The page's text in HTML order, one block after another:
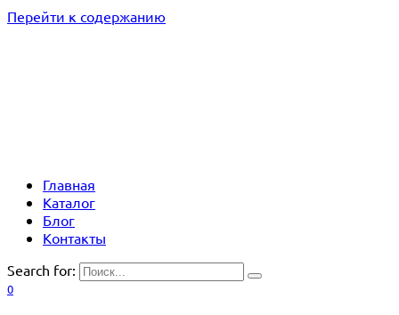
Перейти к содержанию
Главная
Каталог
Блог
Контакты
Search for:
0